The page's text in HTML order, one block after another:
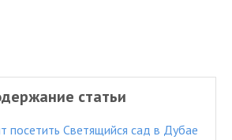
статьи
посетить Светящийся сад в Дубае